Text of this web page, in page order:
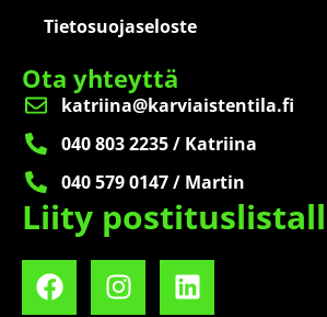
Tietosuojaseloste
Ota yhteyttä
katriina@karviaistentila.fi
040 803 2235 / Katriina
040 579 0147 / Martin
Liity